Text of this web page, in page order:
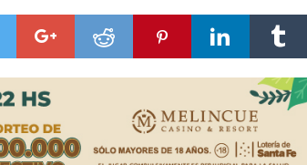
de Los Quirquinchos